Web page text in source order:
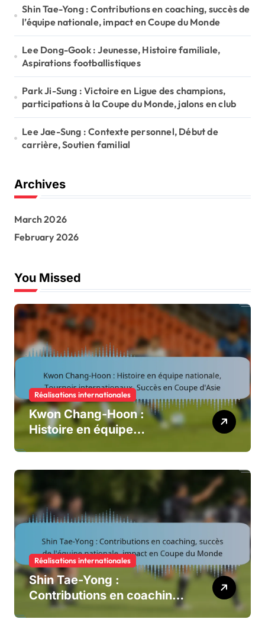
Shin Tae-Yong : Contributions en coaching, succès de
l’équipe nationale, impact en Coupe du Monde
Lee Dong-Gook : Jeunesse, Histoire familiale,
Aspirations footballistiques
Park Ji-Sung : Victoire en Ligue des champions,
participations à la Coupe du Monde, jalons en club
Lee Jae-Sung : Contexte personnel, Début de
carrière, Soutien familial
Archives
March 2026
February 2026
You Missed
Réalisations internationales
Kwon Chang-Hoon :
Histoire en équipe
Réalisations internationales
Shin Tae-Yong :
Contributions en coaching,
succès de l’équipe